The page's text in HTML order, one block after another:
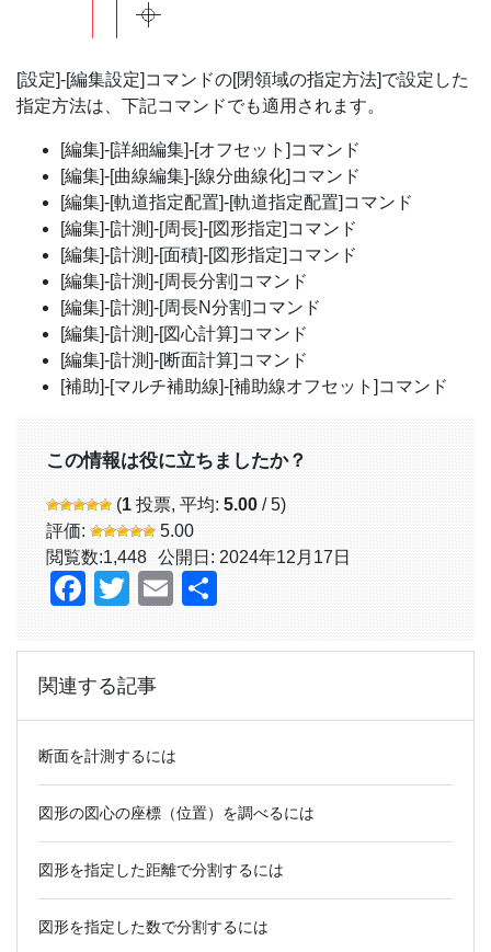
[設定]-[編集設定]コマンドの[閉領域の指定方法]で設定した
指定方法は、下記コマンドでも適用されます。
[編集]-[詳細編集]-[オフセット]コマンド
[編集]-[曲線編集]-[線分曲線化]コマンド
[編集]-[軌道指定配置]-[軌道指定配置]コマンド
[編集]-[計測]-[周長]-[図形指定]コマンド
[編集]-[計測]-[面積]-[図形指定]コマンド
[編集]-[計測]-[周長分割]コマンド
[編集]-[計測]-[周長N分割]コマンド
[編集]-[計測]-[図心計算]コマンド
[編集]-[計測]-[断面計算]コマンド
[補助]-[マルチ補助線]-[補助線オフセット]コマンド
この情報は役に立ちましたか？
(1 投票, 平均: 5.00 / 5)
評価:
5.00
閲覧数:1,448 公開日: 2024年12月17日
Facebook
TwitterEmail
関連する記事
断面を計測するには
図形の図心の座標（位置）を調べるには
図形を指定した距離で分割するには
図形を指定した数で分割するには